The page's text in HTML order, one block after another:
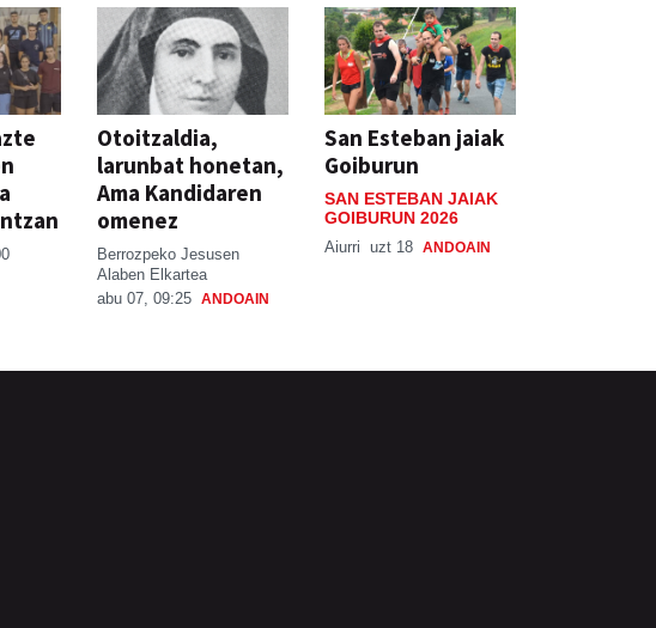
Otoitzaldia,
larunbat honetan,
Ama Kandidaren
omenez
Berrozpeko Jesusen
Alaben Elkartea
abu 07, 09:25 ANDOAIN
San Esteban jaiak
Goiburun
SAN ESTEBAN JAIAK
GOIBURUN 2026
Aiurri uzt 18 ANDOAIN